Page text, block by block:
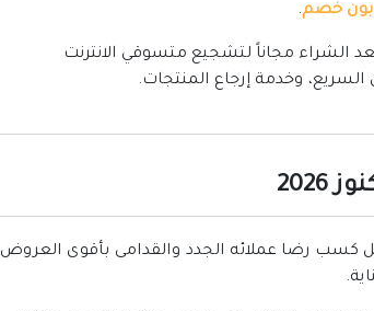
خصم.
الشراء مجاناً لتشجيع متسوقي الانترنت
وخدمة إرجاع المنتجات.
كسب رضا عملائه الجدد والقدامى بأقوى العروض